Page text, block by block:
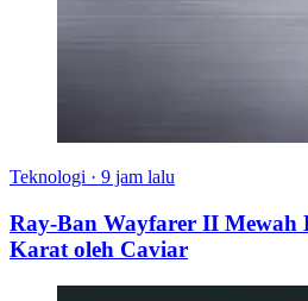
Teknologi · 9 jam lalu
Ray-Ban Wayfarer II Mewah
Karat oleh Caviar